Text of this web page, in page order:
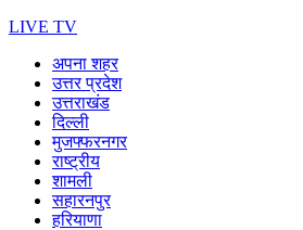
LIVE TV
अपना शहर
उत्तर प्रदेश
उत्तराखंड
दिल्ली
मुजफ्फरनगर
राष्ट्रीय
शामली
सहारनपुर
हरियाणा